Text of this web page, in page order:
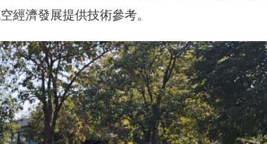
經濟發展提供技術參考。